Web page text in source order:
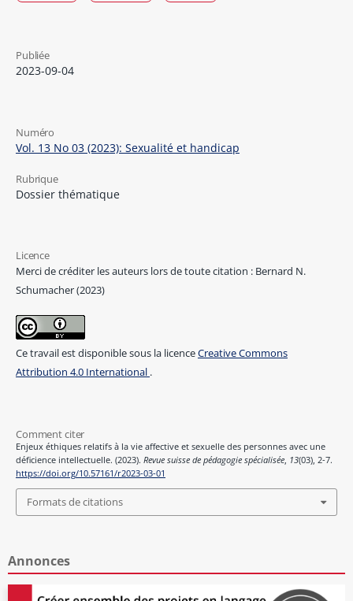
Publiée
2023-09-04
Numéro
Vol. 13 No 03 (2023): Sexualité et handicap
Rubrique
Dossier thématique
Licence
Merci de créditer les auteurs lors de toute citation : Bernard N.
Schumacher (2023)
Ce travail est disponible sous la licenceCreative Commons
Attribution 4.0 International .
Comment citer
Enjeux éthiques relatifs à la vie affective et sexuelle des personnes avec une
déficience intellectuelle. (2023). Revue suisse de pédagogie spécialisée, 13(03), 2-7.
https://doi.org/10.57161/r2023-03-01
Formats de citations
Annonces